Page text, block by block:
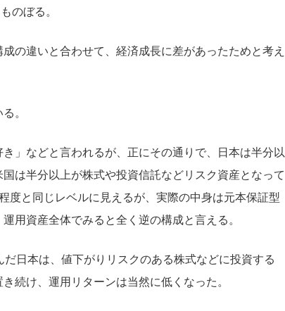
のぼる。
の違いと合わせて、経済成長に差があったためと考え
。
」などと言われるが、正にその通りで、日本は半分以
は半分以上が株式や投資信託などリスク資産となって
度と同じレベルに見えるが、実際の中身は元本保証型
用資産全体でみると全く逆の構成と言える。
日本は、値下がりリスクのある株式などに投資する
続け、運用リターンは当然に低くなった。